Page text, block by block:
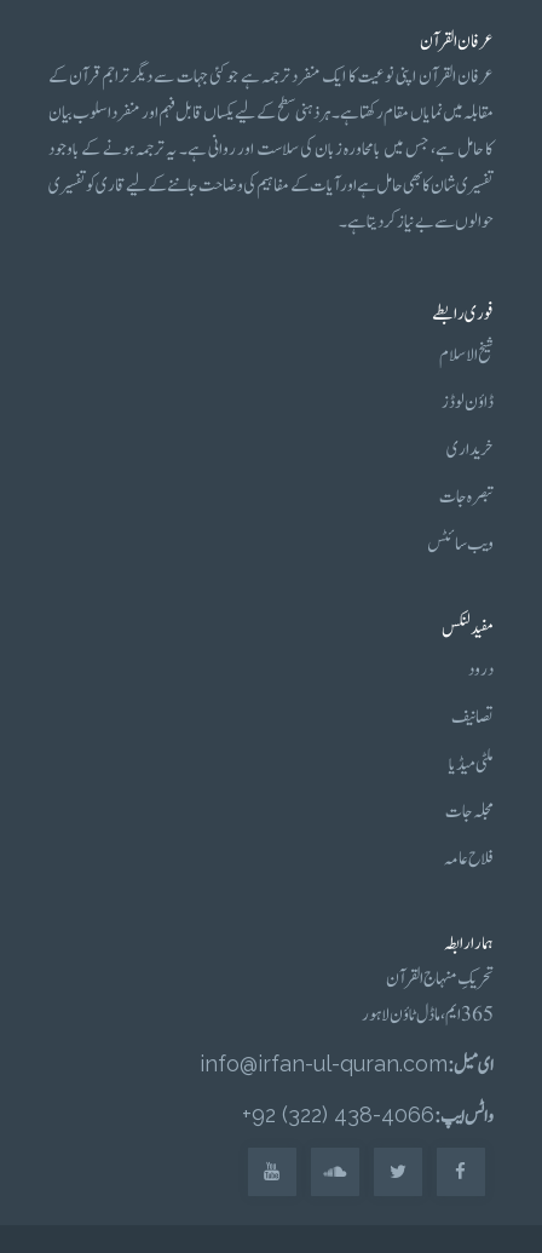
عرفان القرآن
عرفان القرآن اپنی نوعیت کا ایک منفرد ترجمہ ہے جو کئی جہات سے دیگر تراجم قرآن کے
مقابلہ میں نمایاں مقام رکھتا ہے۔ ہر ذہنی سطح کے لیے یکساں قابل فہم اور منفرد اسلوب بیان
کا حامل ہے، جس میں بامحاورہ زبان کی سلاست اور روانی ہے۔ یہ ترجمہ ہونے کے باوجود
تفسیری شان کا بھی حامل ہے اور آیات کے مفاہیم کی وضاحت جاننے کے لیے قاری کو تفسیری
حوالوں سے بے نیاز کر دیتا ہے۔
فوری رابطے
شیخ الاسلام
ڈاؤن لوڈز
خریداری
تبصرہ جات
ویب سائٹس
مفید لنکس
درود
تصانیف
ملٹی میڈیا
مجلہ جات
فلاح عامہ
ہمارا رابطہ
تحریکِ منہاج القرآن
365 ایم، ماڈل ٹاؤن لاہور
ای میل :info@irfan-ul-quran.com
واٹس ایپ :4066-438 (322) 92+